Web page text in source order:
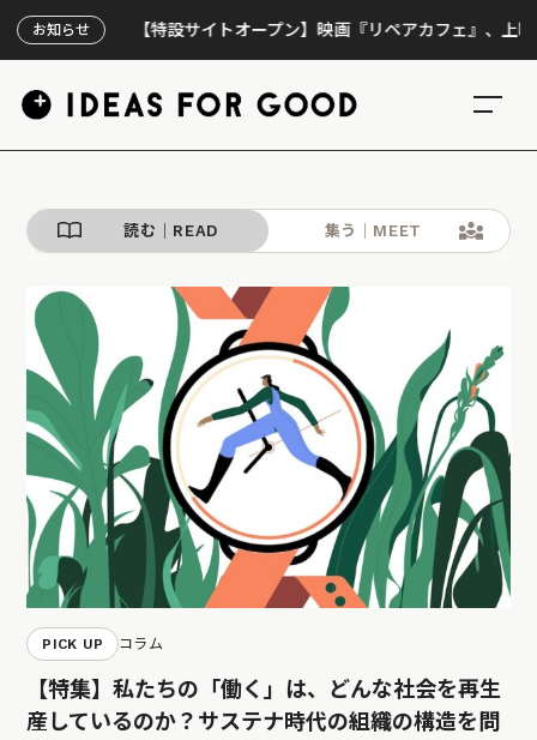
お知らせ
【特設サイトオープン】映画『リペアカフェ』、上映300回の先
読む｜READ 集う｜MEET
PICK UP コラム
【特集】私たちの「働く」は、どんな社会を再生
産しているのか？サステナ時代の組織の構造を問